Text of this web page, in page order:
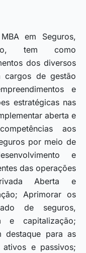
em Seguros,
tem como
dos diversos
cargos de gestão
e
estratégicas nas
aberta e
aos
por meio de
e
das operações
Aberta e
Aprimorar os
de seguros,
e capitalização;
destaque para as
e passivos;